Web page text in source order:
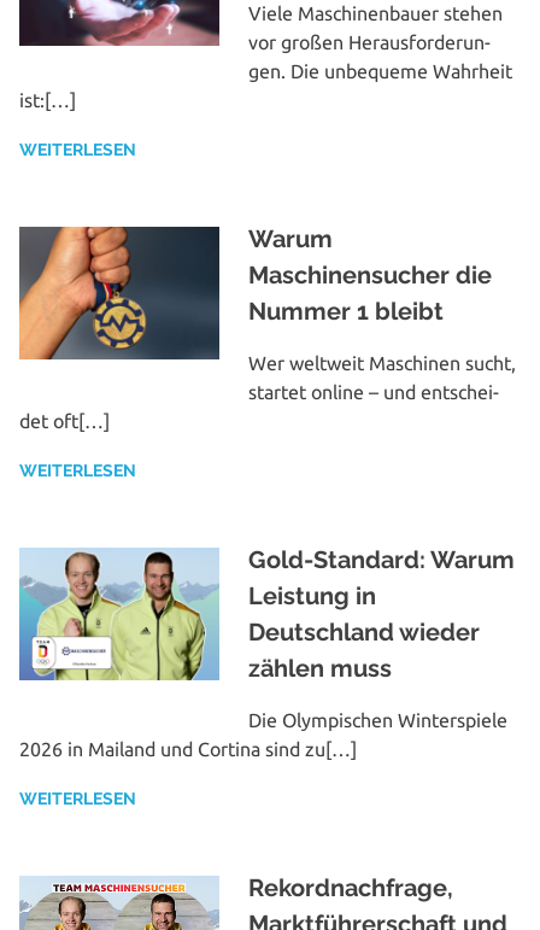
Viele Maschi­nen­bau­er stehen
vor großen Her­aus­for­de­run­
gen. Die unbequeme Wahrheit
ist:[…]
WEITERLESEN
Warum
Maschinensucher die
Nummer 1 bleibt
Wer weltweit Maschinen sucht,
startet online – und ent­schei­
det oft[…]
WEITERLESEN
Gold-Standard: Warum
Leistung in
Deutschland wieder
zählen muss
Die Olym­pi­schen Win­ter­spie­le
2026 in Mailand und Cortina sind zu[…]
WEITERLESEN
Rekordnachfrage,
Marktführerschaft und